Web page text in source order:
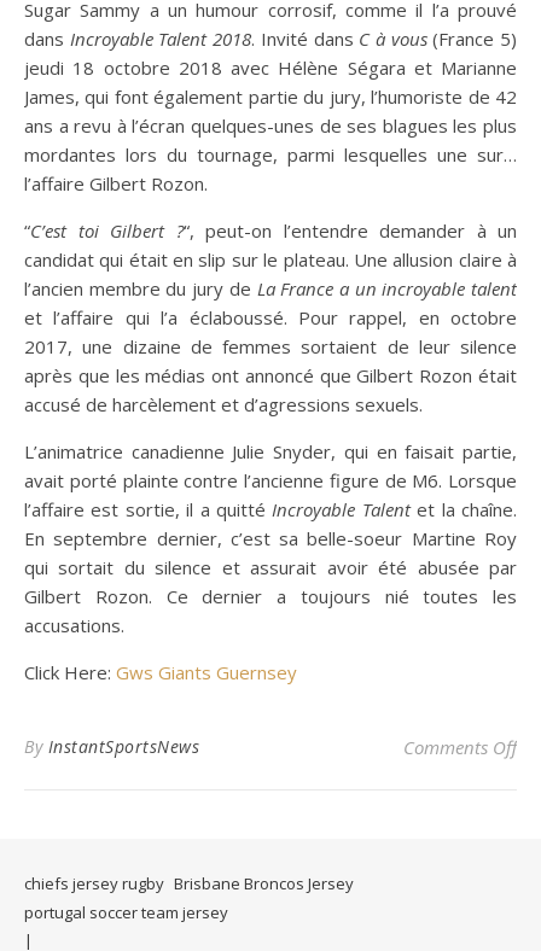
Sugar Sammy a un humour corrosif, comme il l’a prouvé
dans Incroyable Talent 2018. Invité dans C à vous(France 5)
jeudi 18 octobre 2018 avec Hélène Ségara et Marianne
James, qui font également partie du jury, l’humoriste de 42
ans a revu à l’écran quelques-unes de ses blagues les plus
mordantes lors du tournage, parmi lesquelles une sur…
l’affaire Gilbert Rozon.
“C’est toi Gilbert ?“, peut-on l’entendre demander à un
candidat qui était en slip sur le plateau. Une allusion claire à
l’ancien membre du jury de La France a un incroyable talent
et l’affaire qui l’a éclaboussé. Pour rappel, en octobre
2017, une dizaine de femmes sortaient de leur silence
après que les médias ont annoncé que Gilbert Rozon était
accusé de harcèlement et d’agressions sexuels.
L’animatrice canadienne Julie Snyder, qui en faisait partie,
avait porté plainte contre l’ancienne figure de M6. Lorsque
l’affaire est sortie, il a quittéIncroyable Talentet la chaîne.
En septembre dernier, c’est sa belle-soeur Martine Roy
qui sortait du silence et assurait avoir été abusée par
Gilbert Rozon. Ce dernier a toujours nié toutes les
accusations.
Click Here: Gws Giants Guernsey
By InstantSportsNews Comments Offon
chiefs jersey rugby Brisbane Broncos Jersey
portugal soccer team jersey